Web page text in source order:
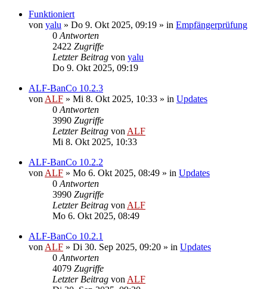
Funktioniert
von yalu » Do 9. Okt 2025, 09:19 » in Empfängerprüfung
0 Antworten
2422 Zugriffe
Letzter Beitrag von yalu
Do 9. Okt 2025, 09:19
ALF-BanCo 10.2.3
von ALF » Mi 8. Okt 2025, 10:33 » in Updates
0 Antworten
3990 Zugriffe
Letzter Beitrag von ALF
Mi 8. Okt 2025, 10:33
ALF-BanCo 10.2.2
von ALF » Mo 6. Okt 2025, 08:49 » in Updates
0 Antworten
3990 Zugriffe
Letzter Beitrag von ALF
Mo 6. Okt 2025, 08:49
ALF-BanCo 10.2.1
von ALF » Di 30. Sep 2025, 09:20 » in Updates
0 Antworten
4079 Zugriffe
Letzter Beitrag von ALF